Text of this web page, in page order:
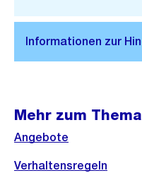
Mehr zum Thema
Angebote
Verhaltensregeln